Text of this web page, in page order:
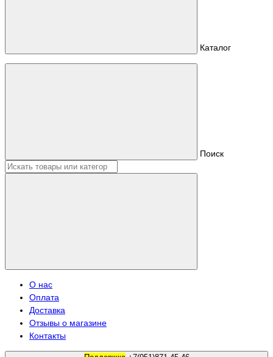
Каталог
Поиск
О нас
Оплата
Доставка
Отзывы о магазине
Контакты